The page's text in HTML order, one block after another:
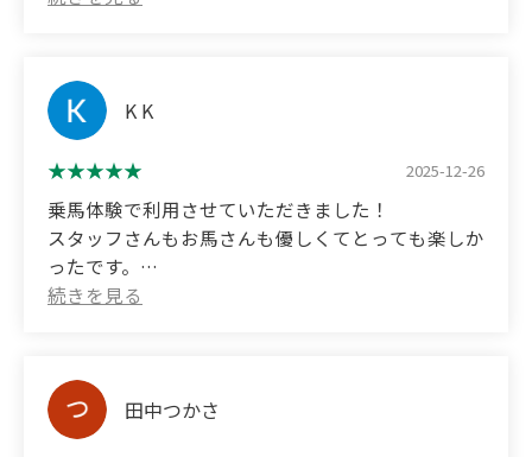
walking slowly, changing direction, and even
experience had come to an end♪
I had such a great time and felt so comfortable that
class as my next step.
I can't wait to interact with cute horses again.
Thank you!
nearby, this was a world we had never known
carefully taught him how to handle the horses, and
even let him try jogging at the end. It was a truly
乗馬はライリーという子に乗せてもらい、少し怖い
と伝えたところゆっくり丁寧に教えてくださって安
全に過ごすことができました。
私が特にたくさん触らせてもらって可愛いくてたま
すごく可愛かったです！
また是非行きたいと思います！！
(Translated by Google)
were all really kind and polite, so we were able to
enjoy ourselves without worry.
K K
2025-12-26
乗馬体験で利用させていただきました！
スタッフさんもお馬さんも優しくてとっても楽しか
ったです。
and horses were both kind and it was a lot of fun.
田中つかさ